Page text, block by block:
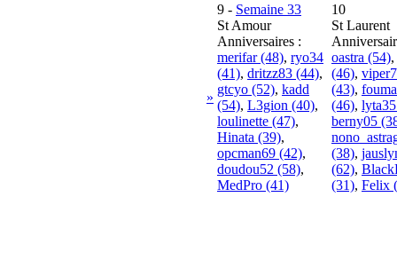
»
9 - Semaine 33
St Amour
Anniversaires :
merifar (48), ryo34
(41), dritzz83 (44),
gtcyo (52), kadd
(54), L3gion (40),
loulinette (47),
Hinata (39),
opcman69 (42),
doudou52 (58),
MedPro (41)
10
St Laurent
oastra (54),
(46),
(43),
(46),
berny05
(38),
(62),
(31), Felix